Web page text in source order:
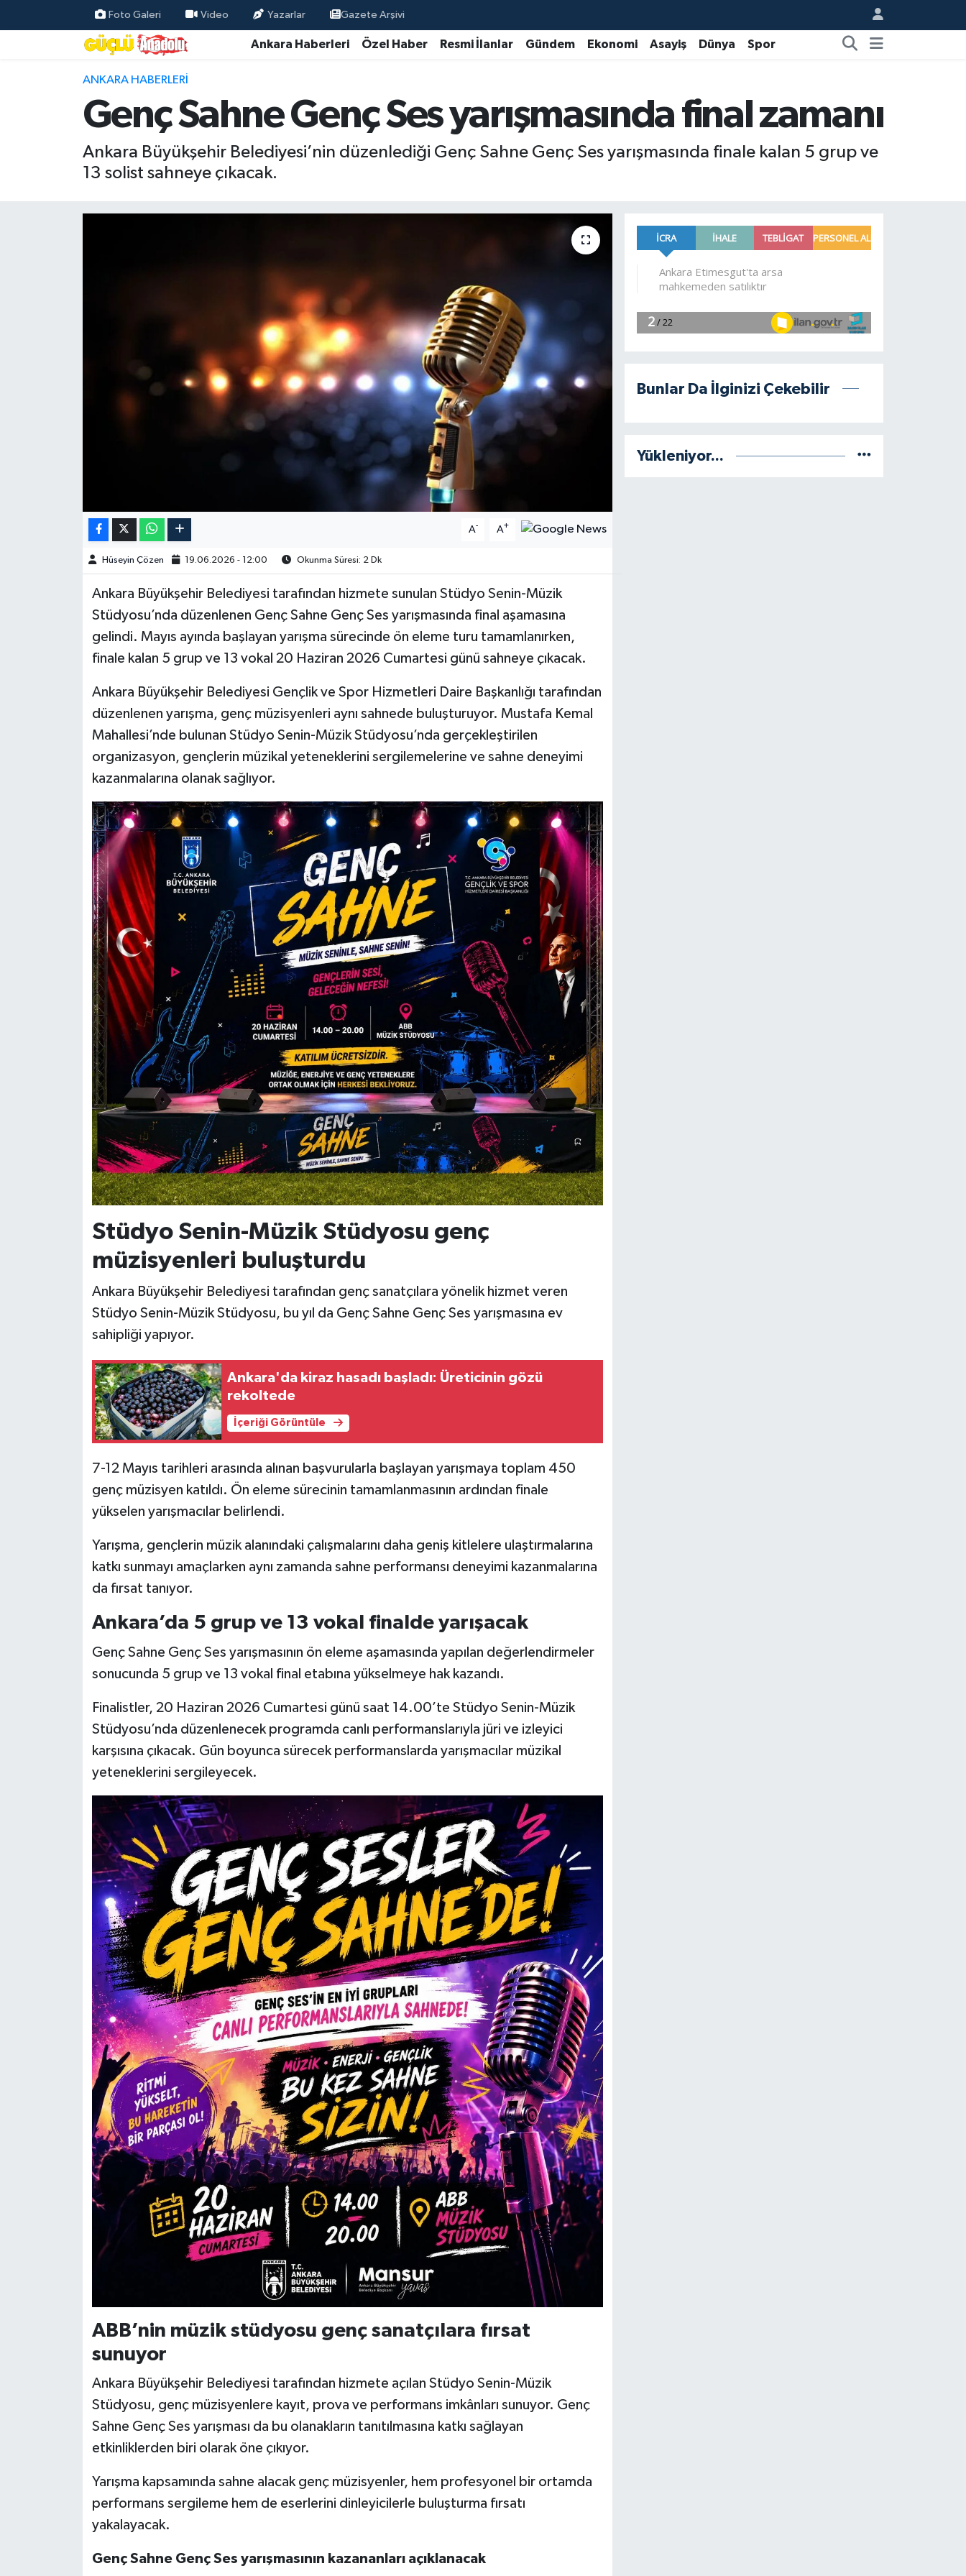
Foto Galeri Video Yazarlar Gazete Arşivi
Ankara Haberleri Özel Haber Resmi İlanlar Gündem Ekonomi Asayiş Dünya Spor
ANKARA HABERLERI
Genç Sahne Genç Ses yarışmasında final zamanı
Ankara Büyükşehir Belediyesi’nin düzenlediği Genç Sahne Genç Ses yarışmasında finale kalan 5 grup ve
13 solist sahneye çıkacak.
A- A+
Hüseyin Çözen 19.06.2026 - 12:00 Okunma Süresi: 2 Dk
Ankara Büyükşehir Belediyesi tarafından hizmete sunulan Stüdyo Senin-Müzik
Stüdyosu’nda düzenlenen Genç Sahne Genç Ses yarışmasında final aşamasına
gelindi. Mayıs ayında başlayan yarışma sürecinde ön eleme turu tamamlanırken,
finale kalan 5 grup ve 13 vokal 20 Haziran 2026 Cumartesi günü sahneye çıkacak.
Ankara Büyükşehir Belediyesi Gençlik ve Spor Hizmetleri Daire Başkanlığı tarafından
düzenlenen yarışma, genç müzisyenleri aynı sahnede buluşturuyor. Mustafa Kemal
Mahallesi’nde bulunan Stüdyo Senin-Müzik Stüdyosu’nda gerçekleştirilen
organizasyon, gençlerin müzikal yeteneklerini sergilemelerine ve sahne deneyimi
kazanmalarına olanak sağlıyor.
Stüdyo Senin-Müzik Stüdyosu genç
müzisyenleri buluşturdu
Ankara Büyükşehir Belediyesi tarafından genç sanatçılara yönelik hizmet veren
Stüdyo Senin-Müzik Stüdyosu, bu yıl da Genç Sahne Genç Ses yarışmasına ev
sahipliği yapıyor.
Ankara'da kiraz hasadı başladı: Üreticinin gözü
rekoltede
İçeriği Görüntüle
7-12 Mayıs tarihleri arasında alınan başvurularla başlayan yarışmaya toplam 450
genç müzisyen katıldı. Ön eleme sürecinin tamamlanmasının ardından finale
yükselen yarışmacılar belirlendi.
Yarışma, gençlerin müzik alanındaki çalışmalarını daha geniş kitlelere ulaştırmalarına
katkı sunmayı amaçlarken aynı zamanda sahne performansı deneyimi kazanmalarına
da fırsat tanıyor.
Ankara’da 5 grup ve 13 vokal finalde yarışacak
Genç Sahne Genç Ses yarışmasının ön eleme aşamasında yapılan değerlendirmeler
sonucunda 5 grup ve 13 vokal final etabına yükselmeye hak kazandı.
Finalistler, 20 Haziran 2026 Cumartesi günü saat 14.00’te Stüdyo Senin-Müzik
Stüdyosu’nda düzenlenecek programda canlı performanslarıyla jüri ve izleyici
karşısına çıkacak. Gün boyunca sürecek performanslarda yarışmacılar müzikal
yeteneklerini sergileyecek.
ABB’nin müzik stüdyosu genç sanatçılara fırsat
sunuyor
Ankara Büyükşehir Belediyesi tarafından hizmete açılan Stüdyo Senin-Müzik
Stüdyosu, genç müzisyenlere kayıt, prova ve performans imkânları sunuyor. Genç
Sahne Genç Ses yarışması da bu olanakların tanıtılmasına katkı sağlayan
etkinliklerden biri olarak öne çıkıyor.
Yarışma kapsamında sahne alacak genç müzisyenler, hem profesyonel bir ortamda
performans sergileme hem de eserlerini dinleyicilerle buluşturma fırsatı
yakalayacak.
Genç Sahne Genç Ses yarışmasının kazananları açıklanacak
Bunlar Da İlginizi Çekebilir
Yükleniyor...
Özel Haber
Resmi İlanlar
Ekonomi
Kim kimdir?
Teknoloji